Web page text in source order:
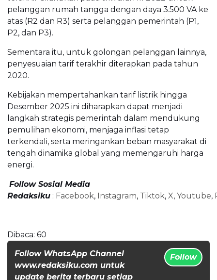
pelanggan rumah tangga dengan daya 3.500 VA ke
atas (R2 dan R3) serta pelanggan pemerintah (P1,
P2, dan P3).
Sementara itu, untuk golongan pelanggan lainnya,
penyesuaian tarif terakhir diterapkan pada tahun
2020.
Kebijakan mempertahankan tarif listrik hingga
Desember 2025 ini diharapkan dapat menjadi
langkah strategis pemerintah dalam mendukung
pemulihan ekonomi, menjaga inflasi tetap
terkendali, serta meringankan beban masyarakat di
tengah dinamika global yang memengaruhi harga
energi.
Follow Sosial Media
Redaksiku : Facebook, Instagram, Tiktok, X, Youtube,
Dibaca: 60
Follow WhatsApp Channel
www.redaksiku.com untuk
update berita terbaru setiap
Follow